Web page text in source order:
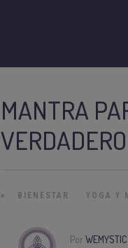
MANTRA
VERDADERO
» BIENESTAR YOGA Y
Por WEMYSTIC